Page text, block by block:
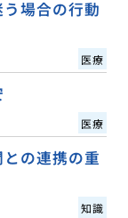
場合の行動
医療
医療
の連携の重
知識